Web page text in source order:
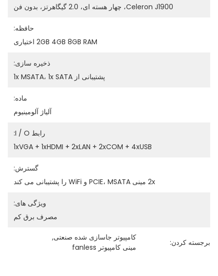
Celeron J1900، چهار هسته ای، 2.0 گیگاهرتز، بدون فن
حافظه:
2GB 4GB 8GB RAM اختیاری
ذخیره سازی:
پشتیبانی از 1x MSATA، 1x SATA
ماده:
آلیاژ آلومینیوم
رابط I / O:
1xVGA + 1xHDMI + 2xLAN + 2xCOM + 4xUSB
گسترش:
2x مینی PCIE، MSATA و WiFi را پشتیبانی می کند
ویژگی های:
مصرف برق کم
برجسته کردن:
کامپیوتر جاسازی شده صنعتی,
مینی کامپیوتر fanless